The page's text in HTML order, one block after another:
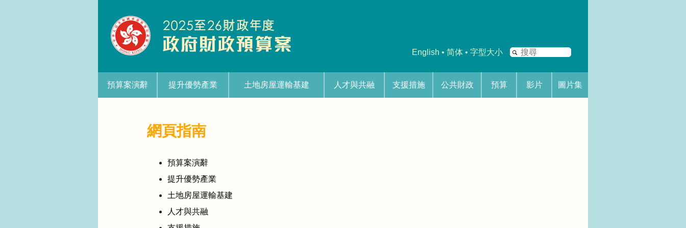
English • 简体 • 字型大小
搜
預算案演辭 提升優勢產業 土地房屋運輸基建 人才與共融 支援措施 公共財政 預算 影片 圖片集
網頁指南
預算案演辭
提升優勢產業
土地房屋運輸基建
人才與共融